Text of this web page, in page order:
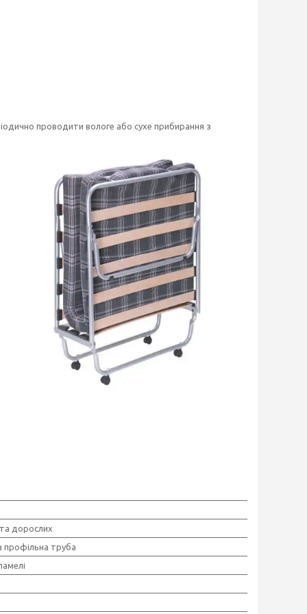
проводити вологе або сухе прибирання з
дорослих
профільна труба